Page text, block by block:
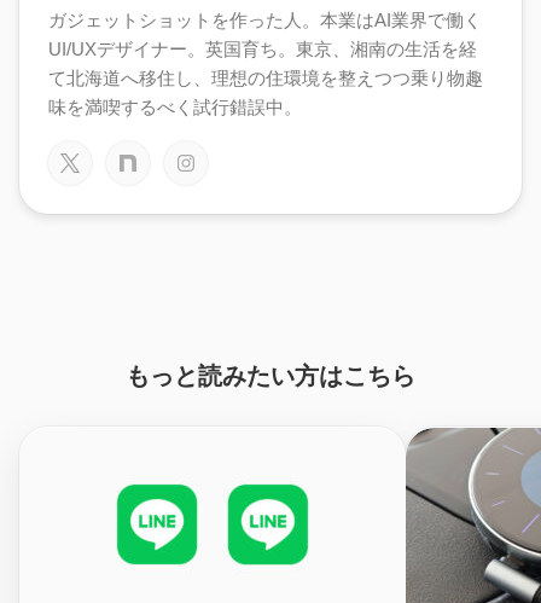
ガジェットショットを作った人。本業はAI業界で働く
UI/UXデザイナー。英国育ち。東京、湘南の生活を経
て北海道へ移住し、理想の住環境を整えつつ乗り物趣
味を満喫するべく試行錯誤中。
もっと読みたい方はこちら